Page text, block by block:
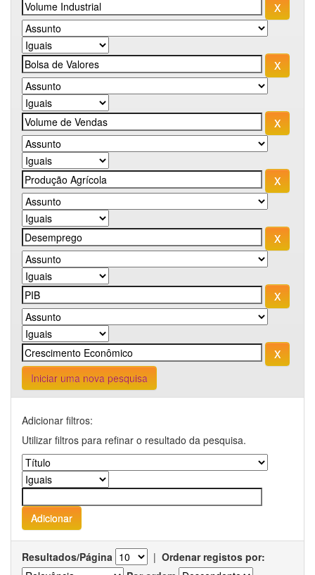
Iniciar uma nova pesquisa
Adicionar filtros:
Utilizar filtros para refinar o resultado da pesquisa.
Resultados/Página | Ordenar registos por: